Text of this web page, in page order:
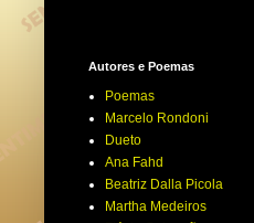
Autores e Poemas
Poemas
Marcelo Rondoni
Dueto
Ana Fahd
Beatriz Dalla Picola
Martha Medeiros